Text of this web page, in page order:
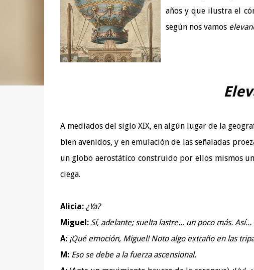
años y que ilustra el
según nos vamos
A mediados del siglo XIX, en algún lugar de la
bien avenidos, y en emulación de las señaladas
un globo aerostático construido por ellos mismos
ciega.
Alicia: ¿Ya?
Miguel: Sí, adelante; suelta lastre... un poco más.
A: ¡Qué emoción, Miguel! Noto algo extraño en las
M: Eso se debe a la fuerza ascensional.